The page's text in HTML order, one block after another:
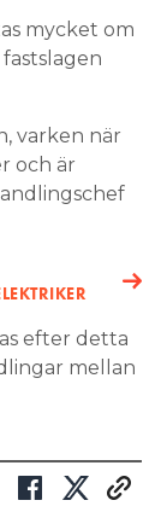
mycket om
varken när
och är
efter detta
mellan